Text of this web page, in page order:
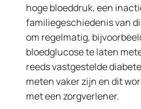
hoge bloeddruk, een
familiegeschiedenis van
om regelmatig,
bloedglucose te laten
reeds vastgestelde
meten vaker zijn en dit
met een zorgverlener.